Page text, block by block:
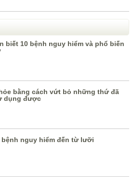
biết 10 bệnh nguy hiểm và phổ biến
bằng cách vứt bỏ những thứ đã
dụng được
bệnh nguy hiểm đến từ lưỡi